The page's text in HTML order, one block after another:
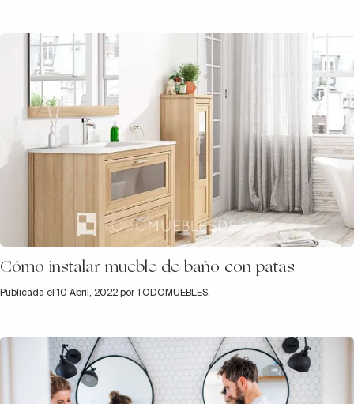
Cómo instalar mueble de baño con patas
Publicada el 10 Abril, 2022 por TODOMUEBLES.